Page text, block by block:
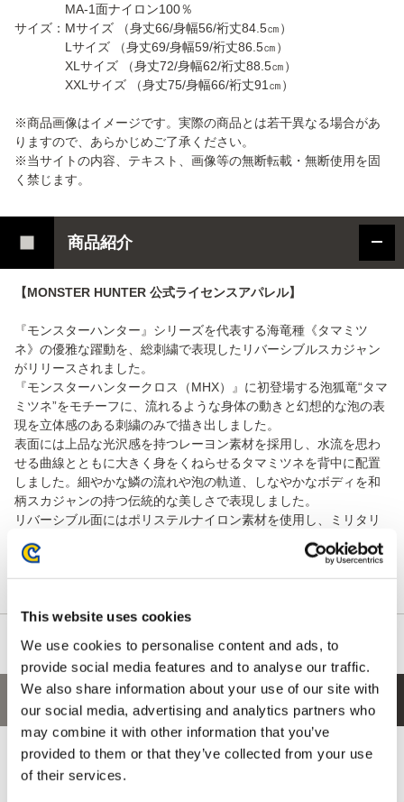
This website uses cookies
We use cookies to personalise content and ads, to
provide social media features and to analyse our traffic.
We also share information about your use of our site with
our social media, advertising and analytics partners who
may combine it with other information that you’ve
provided to them or that they’ve collected from your use
of their services.
MA-1面ナイロン100％
サイズ：Mサイズ （身丈66/身幅56/裄丈84.5㎝）
Lサイズ （身丈69/身幅59/裄丈86.5㎝）
XLサイズ （身丈72/身幅62/裄丈88.5㎝）
XXLサイズ （身丈75/身幅66/裄丈91㎝）
※商品画像はイメージです。実際の商品とは若干異なる場合があ
りますので、あらかじめご了承ください。
※当サイトの内容、テキスト、画像等の無断転載・無断使用を固
く禁じます。
商品紹介
【MONSTER HUNTER 公式ライセンスアパレル】
『モンスターハンター』シリーズを代表する海竜種《タマミツ
ネ》の優雅な躍動を、総刺繍で表現したリバーシブルスカジャン
がリリースされました。
『モンスターハンタークロス（MHX）』に初登場する泡狐竜“タマ
ミツネ”をモチーフに、流れるような身体の動きと幻想的な泡の表
現を立体感のある刺繍のみで描き出しました。
表面には上品な光沢感を持つレーヨン素材を採用し、水流を思わ
せる曲線とともに大きく身をくねらせるタマミツネを背中に配置
しました。細やかな鱗の流れや泡の軌道、しなやかなボディを和
柄スカジャンの持つ伝統的な美しさで表現しました。
リバーシブル面にはポリステルナイロン素材を使用し、ミリタリ
ーのフライトジャケットをベースにしたシンプルなデザインを採
用。シーンに応じて異なる表情を楽しめるリバーシブル仕様とな
っています。
あなたにおすすめの商品